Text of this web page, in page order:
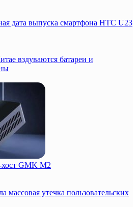
дата выпуска смартфона HTC U23
вздуваются батареи и
GMK M2
массовая утечка пользовательских